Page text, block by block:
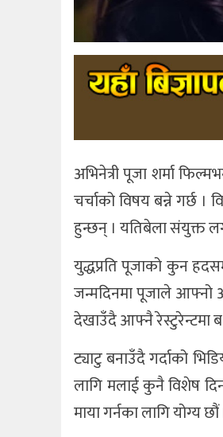
अभिनेत्री पूजा शर्मा
चर्चाको विषय बन्ने गर्छ ।
हुन्छन् । यतिबेला संयुक्त
युद्धप्रति पूजाको कुन
जन्मदिनमा पूजाले आफ्नो
देखाउँदै आफ्नै रेस्टुरेन्टमा
ट्याटु बनाउँदै गर्दाको
लागि मलाई कुनै विशेष
माया गर्नका लागि